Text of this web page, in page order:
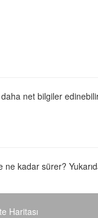
net bilgiler
kadar sürer?
Haritası